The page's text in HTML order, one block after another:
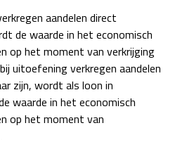
aandelen direct
de waarde in het economisch
op het moment van verkrijging
uitoefening verkregen aandelen
zijn, wordt als loon in
waarde in het economisch
op het moment van